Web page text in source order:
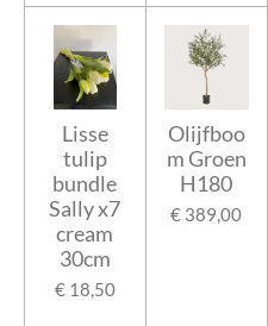
Lisse
tulip
bundle
Sally x7
cream
30cm
€ 18,50
Olijfboo
m Groen
H180
€ 389,00